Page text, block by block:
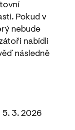
Pokud v
nebude
nabídli
následně
3. 2026